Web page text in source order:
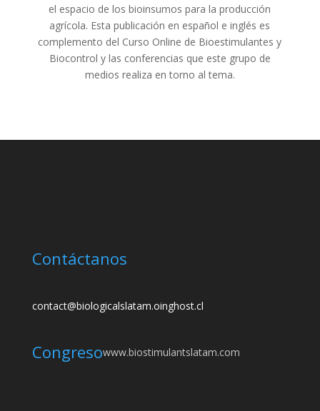
el espacio de los bioinsumos para la producción
agrícola. Esta publicación en español e inglés es
complemento del Curso Online de Bioestimulantes y
Biocontrol y las conferencias que este grupo de
medios realiza en torno al tema.
Contáctanos
contact@biologicalslatam.oinghost.cl
Congresowww.biostimulantslatam.com